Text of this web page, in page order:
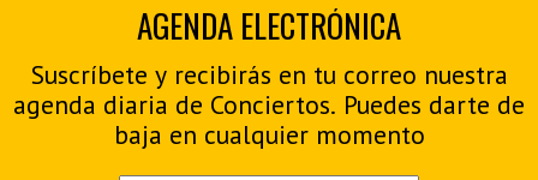
AGENDA ELECTRÓNICA
Suscríbete y recibirás en tu correo nuestra
agenda diaria de Conciertos. Puedes darte de
baja en cualquier momento